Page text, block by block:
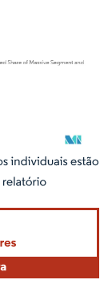
conforme CC BY 4.0.